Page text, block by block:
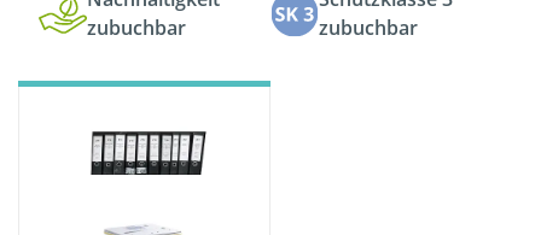
zubuchbar
zubuchbar